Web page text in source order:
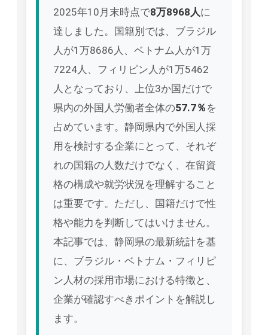
2025年10月末時点で8万8968人に
達しました。国籍別では、ブラジル
人が1万8686人、ベトナム人が1万
7224人、フィリピン人が1万5462
人となっており、上位3か国だけで
県内の外国人労働者全体の57.7％ を
占めています。静岡県内で外国人採
用を検討する企業にとって、それぞ
れの国籍の人数だけでなく、在留資
格の構成や就労状況を理解すること
は重要です。ただし、国籍だけで性
格や能力を判断してはいけません。
本記事では、静岡県の最新統計を基
に、ブラジル・ベトナム・フィリピ
ン人材の採用市場における特徴と、
企業が確認すべきポイントを解説し
ます。